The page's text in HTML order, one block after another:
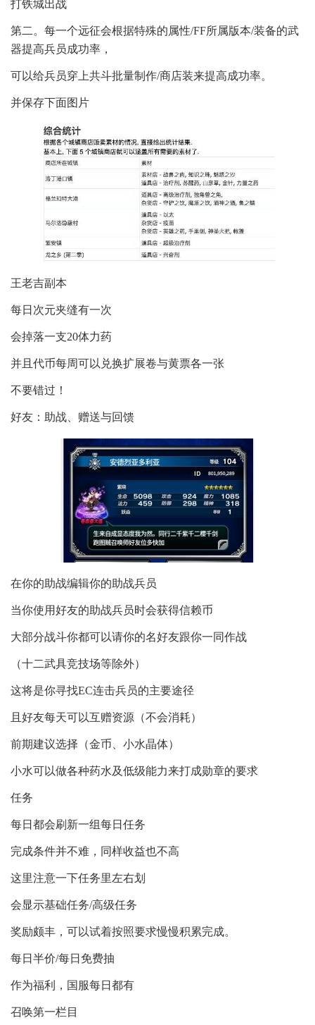
打铁城出战
第二。每一个远征会根据特殊的属性/FF所属版本/装备的武
器提高兵员成功率，
可以给兵员穿上共斗批量制作/商店装来提高成功率。
并保存下面图片
王老吉副本
每日次元夹缝有一次
会掉落一支20体力药
并且代币每周可以兑换扩展卷与黄票各一张
不要错过！
好友：助战、赠送与回馈
在你的助战编辑你的助战兵员
当你使用好友的助战兵员时会获得信赖币
大部分战斗你都可以请你的名好友跟你一同作战
（十二武具竞技场等除外）
这将是你寻找EC连击兵员的主要途径
且好友每天可以互赠资源（不会消耗）
前期建议选择（金币、小水晶体）
小水可以做各种药水及低级能力来打成勋章的要求
任务
每日都会刷新一组每日任务
完成条件并不难，同样收益也不高
这里注意一下任务里左右划
会显示基础任务/高级任务
奖励颇丰，可以试着按照要求慢慢积累完成。
每日半价/每日免费抽
作为福利，国服每日都有
召唤第一栏目